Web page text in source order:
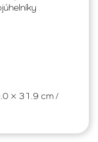
× 31.9 cm /